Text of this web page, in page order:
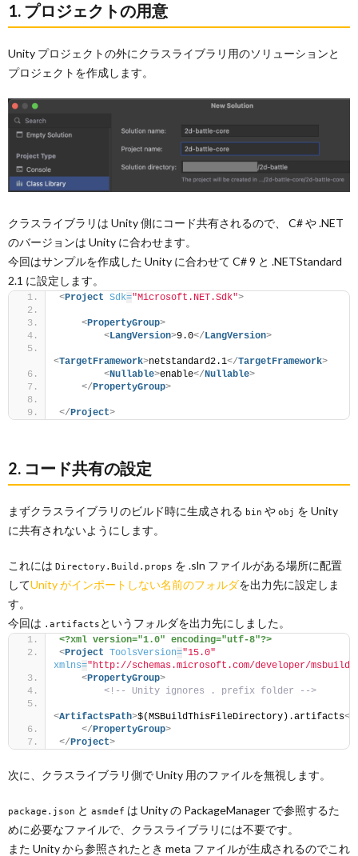
1. プロジェクトの用意
Unity プロジェクトの外にクラスライブラリ用のソリューションと
プロジェクトを作成します。
クラスライブラリは Unity 側にコード共有されるので、 C# や .NET
のバージョンは Unity に合わせます。
今回はサンプルを作成した Unity に合わせて C# 9 と .NETStandard
2.1 に設定します。
<Project Sdk="Microsoft.NET.Sdk">
<PropertyGroup>
<LangVersion>9.0</LangVersion>
<TargetFramework>netstandard2.1</TargetFramework>
<Nullable>enable</Nullable>
</PropertyGroup>
</Project>
2. コード共有の設定
まずクラスライブラリのビルド時に生成される bin や obj を Unity
に共有されないようにします。
これには Directory.Build.props を .sln ファイルがある場所に配置
してUnity がインポートしない名前のフォルダを出力先に設定しま
す。
今回は .artifacts というフォルダを出力先にしました。
<?xml version="1.0" encoding="utf-8"?>
<Project ToolsVersion="15.0"
xmlns="http://schemas.microsoft.com/developer/msbuild/
<PropertyGroup>
<!-- Unity ignores . prefix folder -->
<ArtifactsPath>$(MSBuildThisFileDirectory).artifacts</
</PropertyGroup>
</Project>
次に、クラスライブラリ側で Unity 用のファイルを無視します。
package.json と asmdef は Unity の PackageManager で参照するた
めに必要なファイルで、クラスライブラリには不要です。
また Unity から参照されたとき meta ファイルが生成されるのでこれ